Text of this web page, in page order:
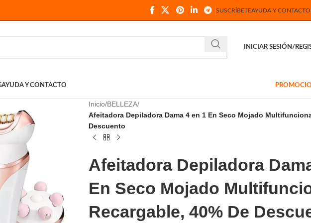
SUSCRÍBETEAYUDA Y CONTACTO
INICIAR SESIÓN/
AYUDA Y CONTACTO
Inicio BELLEZA
Afeitadora Depiladora Dama 4 en 1 En Seco Mojado
Descuento
Afeitadora Depiladora
En Seco Mojado
Recargable, 40% De